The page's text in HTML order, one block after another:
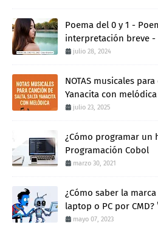
Poema del 0 y 1 -
interpretación breve -
julio 28, 2024
NOTAS musicales
Yanacita con
julio 23, 2025
¿Cómo programar un
Programación Cobol
marzo 30, 2021
¿Cómo saber la
laptop o PC por CMD?
mayo 07, 2023